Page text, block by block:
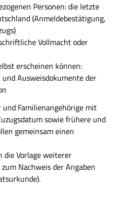
Personen: die letzte
(Anmeldebestätigung,
Vollmacht oder
erscheinen können:
Ausweisdokumente der
Familienangehörige mit
sowie frühere und
gemeinsam einen
die Vorlage weiterer
Nachweis der Angaben